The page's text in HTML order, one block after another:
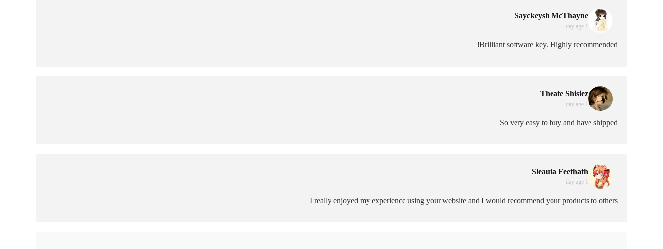
Sayckeysh McThayne
1 day age
Brilliant software key. Highly recommended!
Theate Shisiez
1 day age
So very easy to buy and have shipped
Sleauta Feethath
1 day age
I really enjoyed my experience using your website and I would recommend your products to others